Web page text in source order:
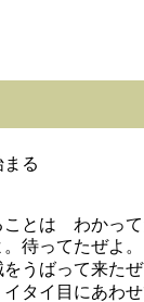
る
ことは わかって
待ってたぜよ。
うばって来たぜ
タイ目にあわ